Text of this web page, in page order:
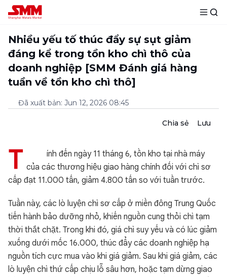
Nhiều yếu tố thúc đẩy sự sụt giảm
đáng kể trong tồn kho chì thô của
doanh nghiệp [SMM Đánh giá hàng
tuần về tồn kho chì thô]
Đã xuất bản: Jun 12, 2026 08:45
Chia sẻ Lưu
T
ính đến ngày 11 tháng 6, tồn kho tại nhà máy
của các thương hiệu giao hàng chính đối với chì sơ
cấp đạt 11.000 tấn, giảm 4.800 tấn so với tuần trước.
Tuần này, các lò luyện chì sơ cấp ở miền đông Trung Quốc
tiến hành bảo dưỡng nhỏ, khiến nguồn cung thỏi chì tạm
thời thắt chặt. Trong khi đó, giá chì suy yếu và có lúc giảm
xuống dưới mốc 16.000, thúc đẩy các doanh nghiệp hạ
nguồn tích cực mua vào khi giá giảm. Sau khi giá giảm, các
lò luyện chì thứ cấp chịu lỗ sâu hơn, hoặc tạm dừng giao